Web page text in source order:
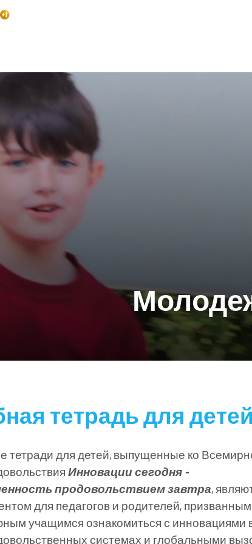
тетрадь для детей
тетради для детей, выпущенные ко
Инновации сегодня -
продовольствием завтра,
для педагогов и родителей, призванным
учащимся ознакомиться с инновациями
системах и глобальными